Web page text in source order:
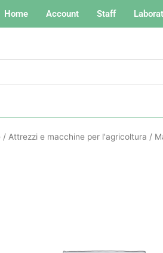
Home Account Staff
/ Attrezzi e macchine per l'agricoltura /